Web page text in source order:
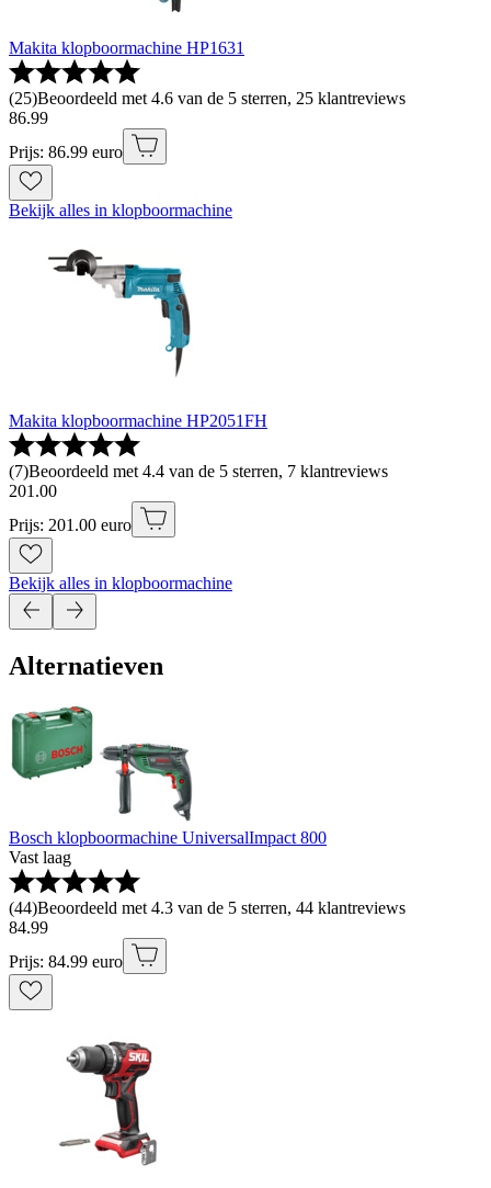
Makita klopboormachine HP1631
(25)Beoordeeld met 4.6 van de 5 sterren, 25 klantreviews
86.99
Prijs: 86.99 euro
Bekijk alles in klopboormachine
Makita klopboormachine HP2051FH
(7)Beoordeeld met 4.4 van de 5 sterren, 7 klantreviews
201 .00
Prijs: 201.00 euro
Bekijk alles in klopboormachine
Alternatieven
Bosch klopboormachine UniversalImpact 800
Vast laag
(44)Beoordeeld met 4.3 van de 5 sterren, 44 klantreviews
84.99
Prijs: 84.99 euro